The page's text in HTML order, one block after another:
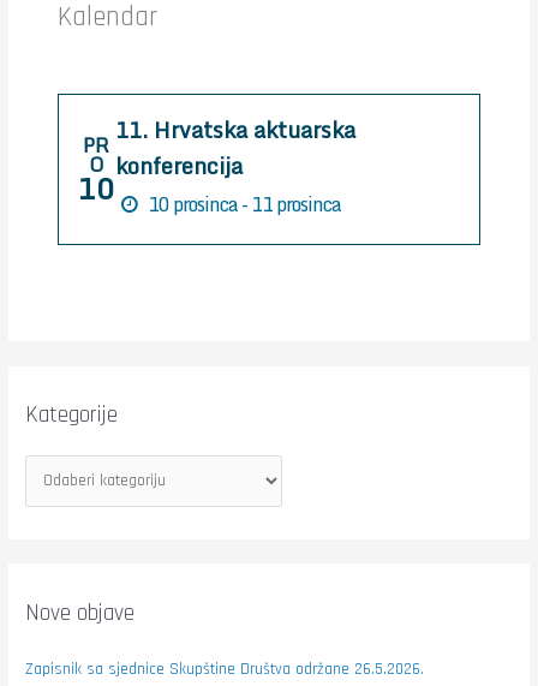
Kalendar
PR
O
10
11. Hrvatska aktuarska
konferencija
10 prosinca - 11 prosinca
Kategorije
Nove objave
Zapisnik sa sjednice Skupštine Društva održane 26.5.2026.